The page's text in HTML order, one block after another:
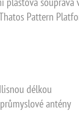
Pattern
délkou
antény